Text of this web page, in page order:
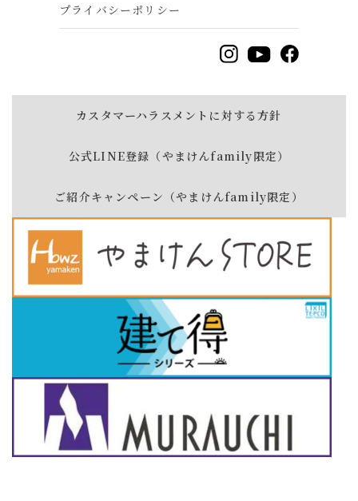
プライバシーポリシー
カスタマーハラスメントに対する方針
公式LINE登録（やまけんfamily限定）
ご紹介キャンペーン（やまけんfamily限定）